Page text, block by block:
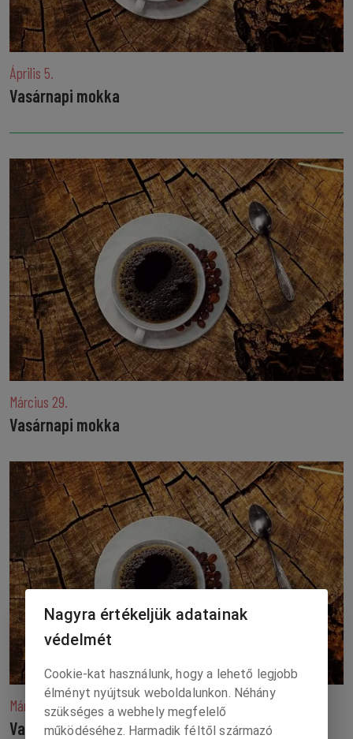
Április 5.
Vasárnapi mokka
Március 29.
Vasárnapi mokka
Március 22.
Vasárnapi mokka
Nagyra értékeljük adatainak
védelmét
Cookie-kat használunk, hogy a lehető legjobb
élményt nyújtsuk weboldalunkon. Néhány
szükséges a webhely megfelelő
működéséhez. Harmadik féltől származó